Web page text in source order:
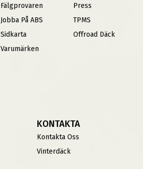
Fälgprovaren
Jobba På ABS
Sidkarta
Varumärken
Press
TPMS
Offroad Däck
KONTAKTA
Kontakta Oss
Vinterdäck